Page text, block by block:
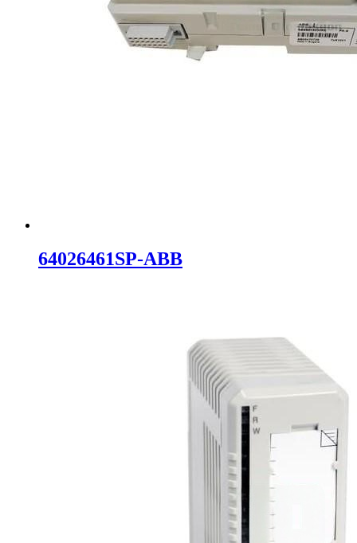
64026461SP-ABB